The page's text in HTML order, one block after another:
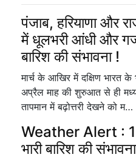
पंजाब, हरियाणा और
में धूलभरी आंधी और
बारिश की संभावना !
मार्च के आखिर में दक्षिण भारत के
अप्रैल माह की शुरुआत से ही
तापमान में बढ़ोत्तरी देखने को म…
Weather Alert :
भारी बारिश की